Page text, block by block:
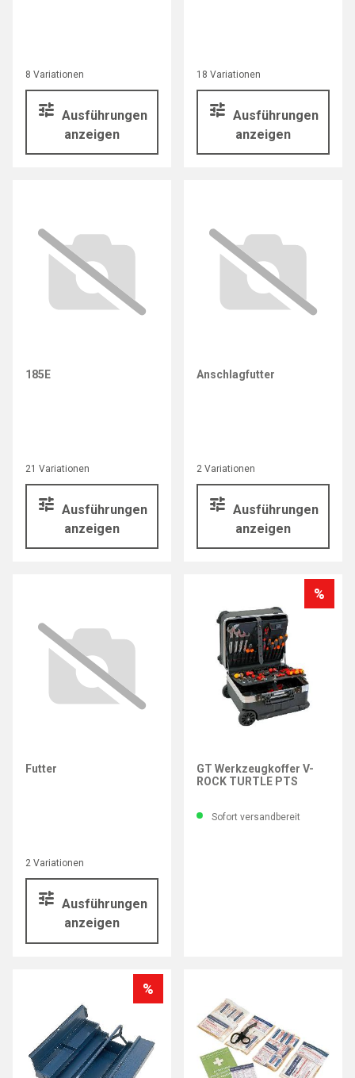
8 Variationen
Ausführungen
anzeigen
18 Variationen
Ausführungen
anzeigen
21 Variationen
Ausführungen
anzeigen
185E
2 Variationen
Ausführungen
anzeigen
Anschlagfutter
2 Variationen
Ausführungen
anzeigen
Futter
%
GT Werkzeugkoffer V-
ROCK TURTLE PTS
Sofort versandbereit
%